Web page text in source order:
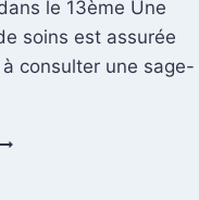
le 13ème Une
soins est assurée
à consulter une sage-